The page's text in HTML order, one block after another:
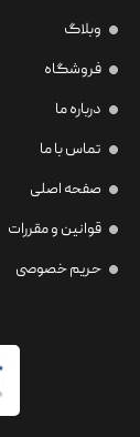
وبلاگ
فروشگاه
درباره ما
تماس با ما
صفحه اصلی
قوانین و مقررات
حریم خصوصی